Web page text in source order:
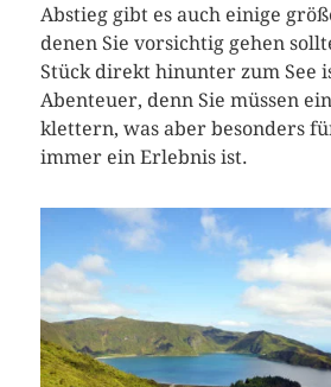
Abstieg gibt es auch einige
denen Sie vorsichtig gehen
Stück direkt hinunter zum See
Abenteuer, denn Sie müssen
klettern, was aber besonders
immer ein Erlebnis ist.